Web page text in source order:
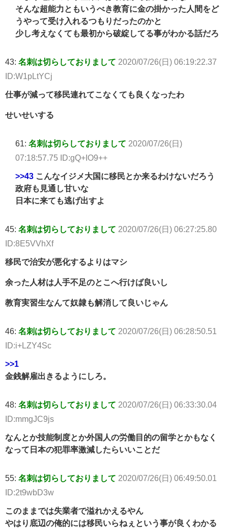
そんな超能力ともいうべき教育に金の掛かった人間をど
うやって受け入れるつもりだったのかと
少し考えなくても最初から破綻してる事がわかる話だろ
43: 名刺は切らしておりまして 2020/07/26(日) 06:19:22.37
ID:W1pLtYCj
仕事が減って移民連れてこなくても良くなったわ
せいせいする
61: 名刺は切らしておりまして 2020/07/26(日)
07:18:57.75 ID:gQ+IO9++
>>43 こんなイジメ大国に移民とか来るわけないだろう
政府も見通し甘いな
日本に来ても逃げ出すよ
45: 名刺は切らしておりまして 2020/07/26(日) 06:27:25.80
ID:8E5VVhXf
移民で治安が悪化するよりはマシ
余った人材は人手不足のとこへ行けば良いし
教育実習生なんて奴隷も解消して良いじゃん
46: 名刺は切らしておりまして 2020/07/26(日) 06:28:50.51
ID:i+LZY4Sc
>>1
金銭解雇出きるようにしろ。
48: 名刺は切らしておりまして 2020/07/26(日) 06:33:30.04
ID:mmgJC9js
なんとか技能制度とか外国人の労働目的の留学とかもなく
なって日本の犯罪率激減したらいいことだ
55: 名刺は切らしておりまして 2020/07/26(日) 06:49:50.01
ID:2t9wbD3w
このままでは失業者で溢れかえるやん
やはり底辺の俺的には移民いらねぇという事が良くわかる